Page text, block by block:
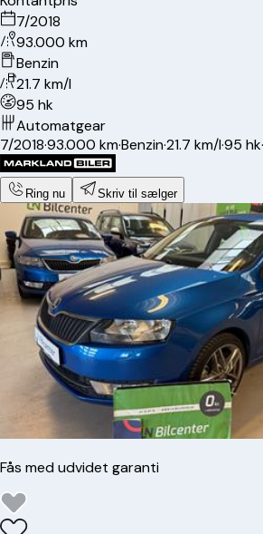
7/2018
93.000 km
Benzin
21.7 km/l
95 hk
Automatgear
7/2018·93.000 km·Benzin·21.7 km/l·95 hk·
Ring nu Skriv til sælger
Fås med udvidet garanti